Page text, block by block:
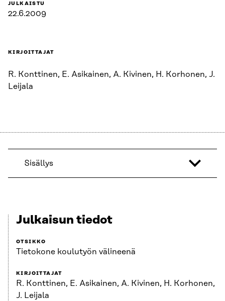
JULKAISTU
22.6.2009
KIRJOITTAJAT
R. Konttinen, E. Asikainen, A. Kivinen, H. Korhonen, J.
Leijala
Sisällys
Julkaisun tiedot
OTSIKKO
Tietokone koulutyön välineenä
KIRJOITTAJAT
R. Konttinen, E. Asikainen, A. Kivinen, H. Korhonen,
J. Leijala